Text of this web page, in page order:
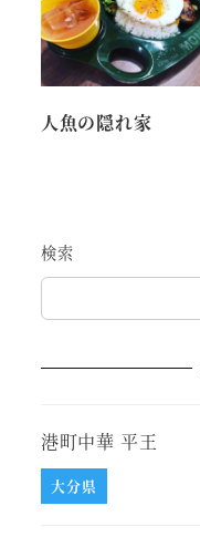
人魚の隠れ家
検索
港町中華 平王
大分県